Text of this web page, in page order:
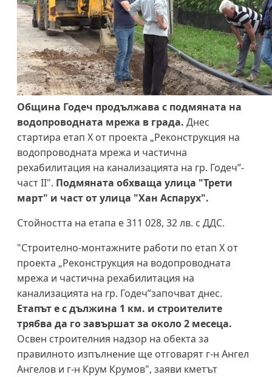
Община Годеч продължава с подмяната на
водопроводната мрежа в града. Днес
стартира етап X от проекта „Реконструкция на
водопроводната мрежа и частична
рехабилитация на канализацията на гр. Годеч”-
част II". Подмяната обхваща улица "Трети
март" и част от улица "Хан Аспарух".
Стойността на етапа е 311 028, 32 лв. с ДДС.
"Строително-монтажните работи по етап X от
проекта „Реконструкция на водопроводната
мрежа и частична рехабилитация на
канализацията на гр. Годеч”започват днес.
Етапът е с дължина 1 км. и строителите
трябва да го завършат за около 2 месеца.
Освен строителния надзор на обекта за
правилното изпълнение ще отговарят г-н Ангел
Ангелов и г-н Крум Крумов", заяви кметът